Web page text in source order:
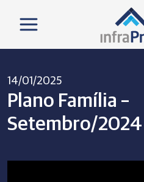
14/01/2025
Plano Família –
Setembro/2024